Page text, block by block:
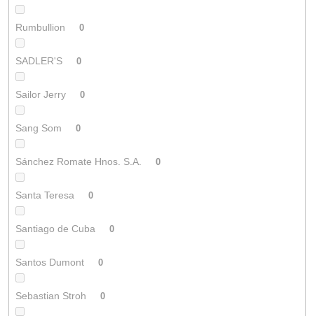
Rumbullion 0
SADLER'S 0
Sailor Jerry 0
Sang Som 0
Sánchez Romate Hnos. S.A. 0
Santa Teresa 0
Santiago de Cuba 0
Santos Dumont 0
Sebastian Stroh 0